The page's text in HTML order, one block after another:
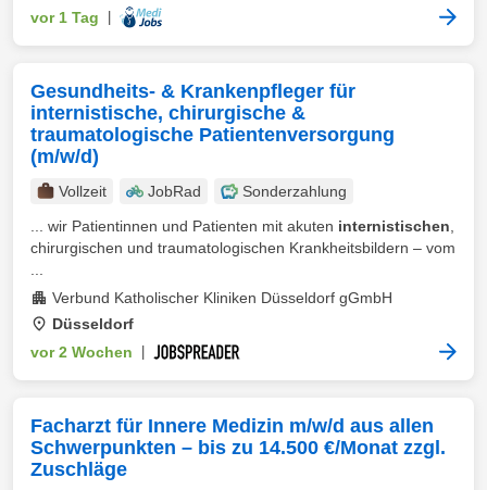
vor 1 Tag
Gesundheits- & Krankenpfleger für
internistische, chirurgische &
traumatologische Patientenversorgung
(m/w/d)
Vollzeit JobRad
Sonderzahlung
... wir Patientinnen und Patienten mit akuten internistischen
chirurgischen und traumatologischen Krankheitsbildern – vom
Verbund Katholischer Kliniken Düsseldorf gGmbH
Düsseldorf
vor 2 Wochen
Facharzt für Innere Medizin m/w/d aus allen
Schwerpunkten – bis zu 14.500 €/Monat zzgl.
Zuschläge